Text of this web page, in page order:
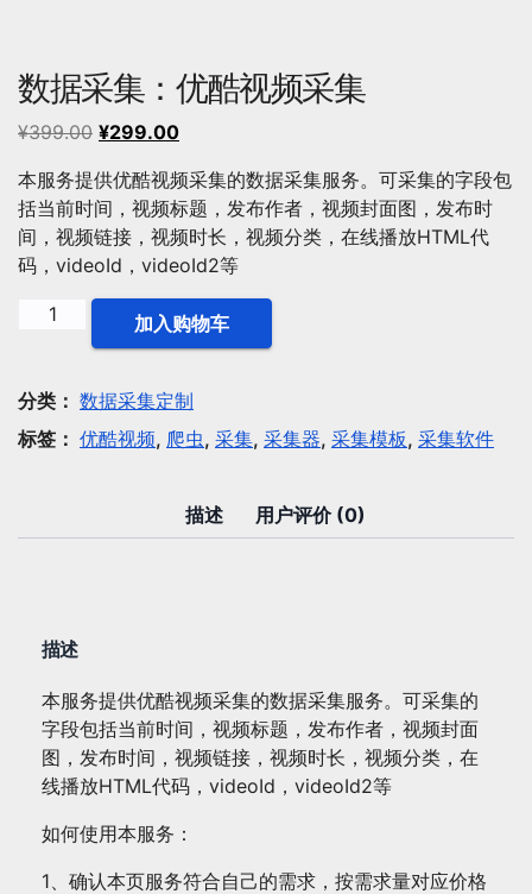
数据采集：优酷视频采集
¥399.00 原
为：
¥399.00。
¥299.00当
价
格
为：
¥299.00。
本服务提供优酷视频采集的数据采集服务。可采集的字段包
括当前时间，视频标题，发布作者，视频封面图，发布时
间，视频链接，视频时长，视频分类，在线播放HTML代
码，videoId，videoId2等
集：
优
酷
采
加入购物车
分类： 数据采集定制
标签： 优酷视频, 爬虫, 采集, 采集器, 采集模板, 采集软件
描述 用户评价 (0)
描述
本服务提供优酷视频采集的数据采集服务。可采集的
字段包括当前时间，视频标题，发布作者，视频封面
图，发布时间，视频链接，视频时长，视频分类，在
线播放HTML代码，videoId，videoId2等
如何使用本服务：
1、确认本页服务符合自己的需求，按需求量对应价格